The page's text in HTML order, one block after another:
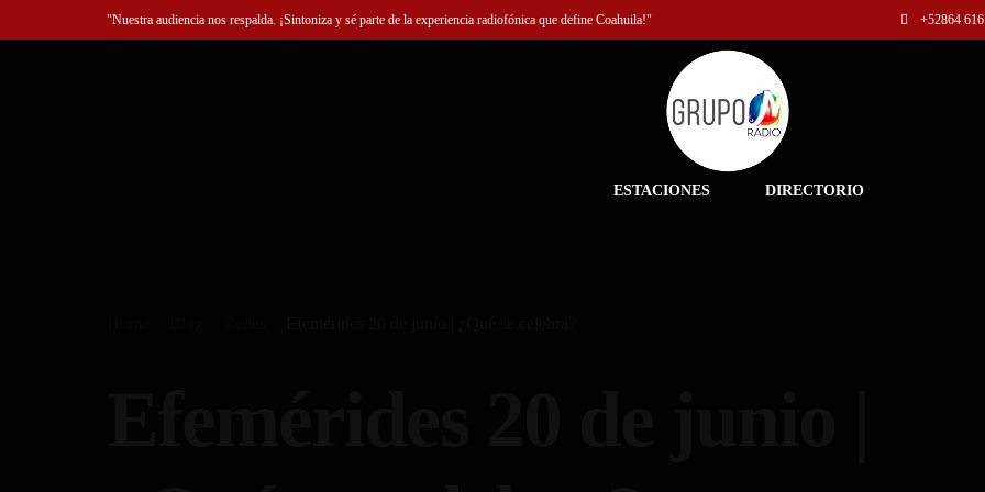
"Nuestra audiencia nos respalda. ¡Sintoniza y sé parte de la experiencia radiofónica que define Coahuila!" +52864
ESTACIONES DIRECTORIO